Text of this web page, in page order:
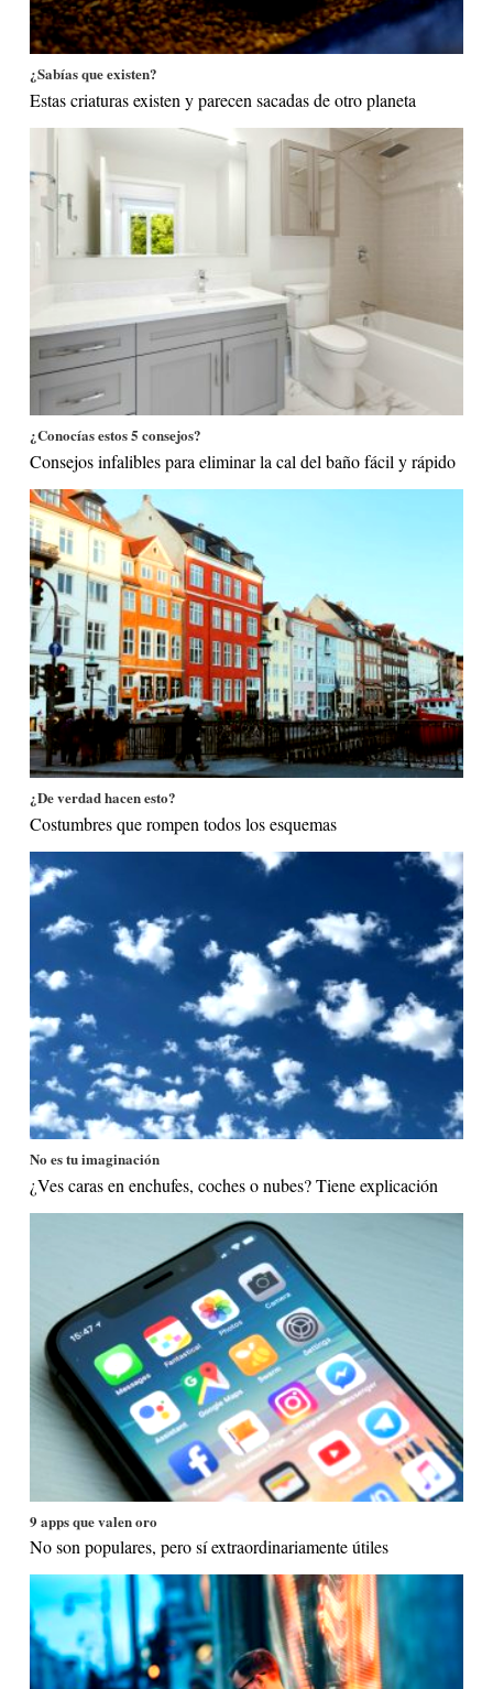
¿Sabías que existen?
Estas criaturas existen y parecen sacadas de otro planeta
¿Conocías estos 5 consejos?
Consejos infalibles para eliminar la cal del baño fácil y rápido
¿De verdad hacen esto?
Costumbres que rompen todos los esquemas
No es tu imaginación
¿Ves caras en enchufes, coches o nubes? Tiene explicación
9 apps que valen oro
No son populares, pero sí extraordinariamente útiles